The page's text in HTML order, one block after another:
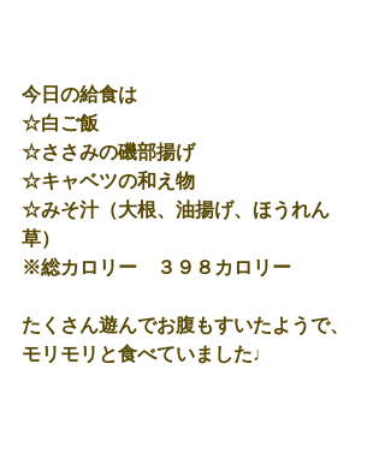
今日の給食は
☆白ご飯
☆ささみの磯部揚げ
☆キャベツの和え物
☆みそ汁（大根、油揚げ、ほうれん
草）
※総カロリー　３９８カロリー
たくさん遊んでお腹もすいたようで、
モリモリと食べていました♩